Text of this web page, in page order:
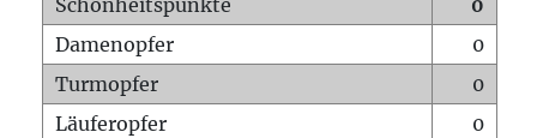
Schönheitspunkte
0
Damenopfer
0
Turmopfer
0
Läuferopfer
0